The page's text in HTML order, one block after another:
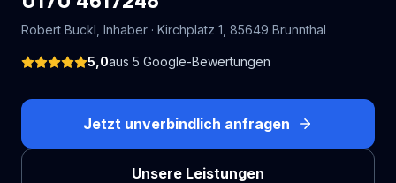
Robert Buckl , Inhaber · Kirchplatz 1 85649 Brunnthal
5,0aus 5 Google-Bewertungen
Jetzt unverbindlich anfragen
Unsere Leistungen